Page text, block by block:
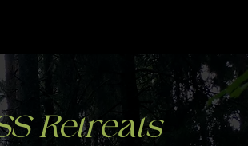
Retreats